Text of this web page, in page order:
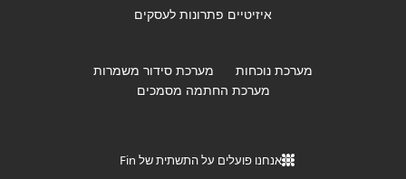
איזיטיים פתרונות לעסקים
מערכת נוכחות
מערכת סידור משמרות
מערכת החתמה מסמכים
אנחנו פועלים על התשתית של Fin